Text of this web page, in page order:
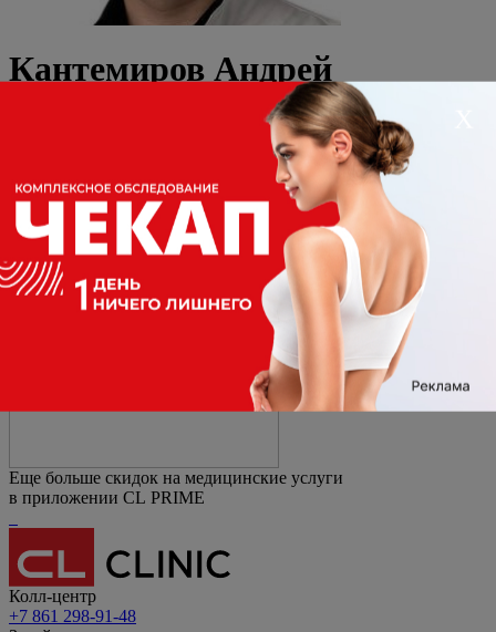
Кантемиров Андрей
О специалисте
Нет доступных услуг для записи.
Основная информация
Должность
Рентгенолог
Еще больше скидок на медицинские услуги
в приложении CL PRIME
Колл-центр
+7 861 298-91-48